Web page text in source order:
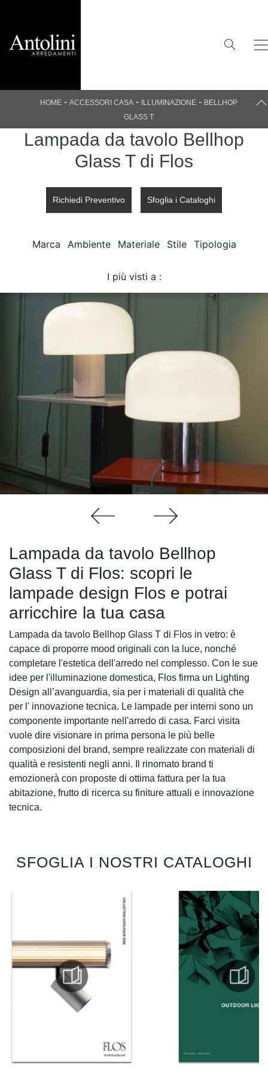
HOME- ACCESSORI CASA- ILLUMINAZIONE - BELLHOP
GLASS T
Lampada da tavolo Bellhop
Glass T di Flos
Richiedi Preventivo Sfoglia i Cataloghi
Marca Ambiente Materiale Stile Tipologia
I più visti a :
Lampada da tavolo Bellhop
Glass T di Flos: scopri le
lampade design Flos e potrai
arricchire la tua casa
Lampada da tavolo Bellhop Glass T di Flos in vetro: è
capace di proporre mood originali con la luce, nonché
completare l'estetica dell'arredo nel complesso. Con le sue
idee per l'illuminazione domestica, Flos firma un Lighting
Design all’avanguardia, sia per i materiali di qualità che
per l' innovazione tecnica. Le lampade per interni sono un
componente importante nell'arredo di casa. Farci visita
vuole dire visionare in prima persona le più belle
composizioni del brand, sempre realizzate con materiali di
qualità e resistenti negli anni. Il rinomato brand ti
emozionerà con proposte di ottima fattura per la tua
abitazione, frutto di ricerca su finiture attuali e innovazione
tecnica.
SFOGLIA I NOSTRI CATALOGHI